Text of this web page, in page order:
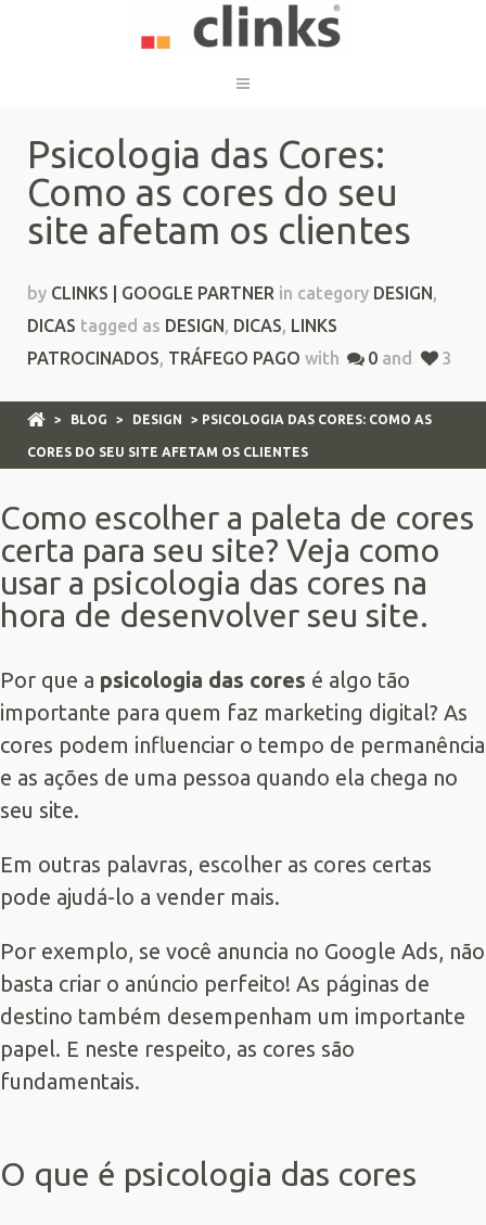
Psicologia das Cores:
Como as cores do seu
site afetam os clientes
by CLINKS | GOOGLE PARTNER in category DESIGN,
DICAS tagged as DESIGN, DICAS, LINKS
PATROCINADOS, TRÁFEGO PAGO with 0 and 3
> BLOG > DESIGN > PSICOLOGIA DAS CORES: COMO AS
CORES DO SEU SITE AFETAM OS CLIENTES
Como escolher a paleta de cores
certa para seu site? Veja como
usar a psicologia das cores na
hora de desenvolver seu site.
Por que a psicologia das cores é algo tão
importante para quem faz marketing digital? As
cores podem influenciar o tempo de permanência
e as ações de uma pessoa quando ela chega no
seu site.
Em outras palavras, escolher as cores certas
pode ajudá-lo a vender mais.
Por exemplo, se você anuncia no Google Ads, não
basta criar o anúncio perfeito! As páginas de
destino também desempenham um importante
papel. E neste respeito, as cores são
fundamentais.
O que é psicologia das cores